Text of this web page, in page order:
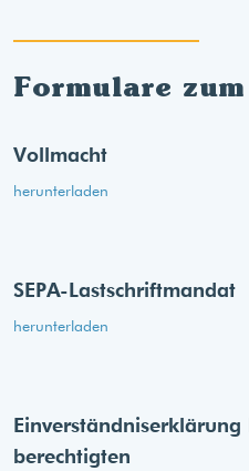
Formulare
Vollmacht
herunterladen
SEPA-Lastschriftmandat
herunterladen
berechtigten